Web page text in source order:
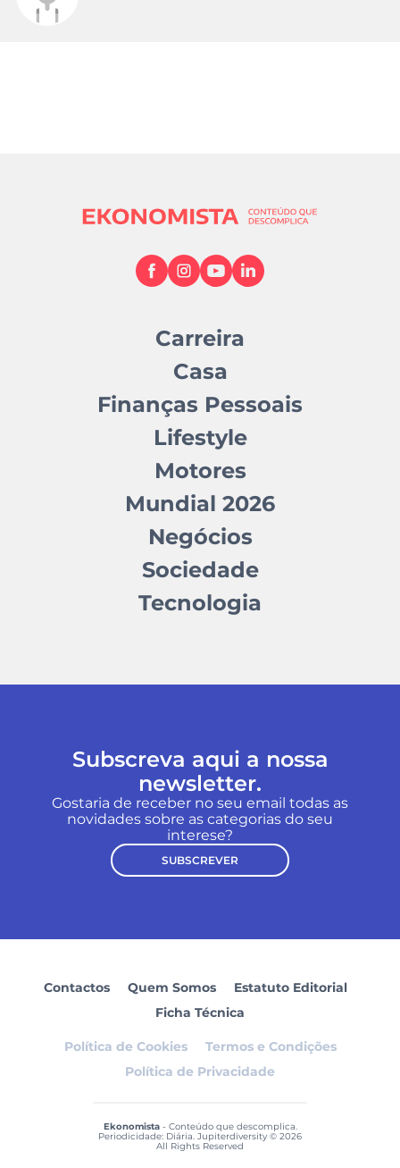
Carreira
Casa
Finanças Pessoais
Lifestyle
Motores
Mundial 2026
Negócios
Sociedade
Tecnologia
Subscreva aqui a nossa
newsletter.
Gostaria de receber no seu email todas as
novidades sobre as categorias do seu
interese?
SUBSCREVER
Contactos Quem Somos
Estatuto Editorial
Ficha Técnica
Política de Cookies
Termos e Condições
Política de Privacidade
Ekonomista- Conteúdo que descomplica.
Periodicidade: Diária. Jupiterdiversity © 2026
All Rights Reserved